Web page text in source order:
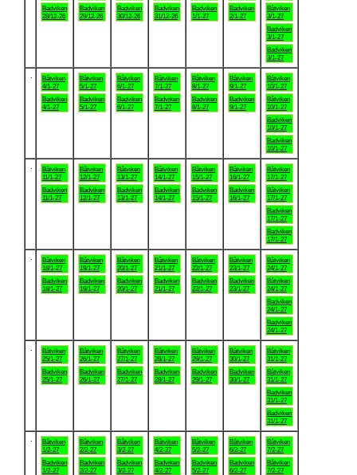
Badviken
28/12-26
Badviken
29/12-26
Badviken
30/12-26
Badviken
31/12-26
Badviken
1/1-27
Badviken
2/1-27
Båtviken
3/1-27
Badviken
3/1-27
Badviken
3/1-27
Båtviken
4/1-27
Badviken
4/1-27
Båtviken
5/1-27
Badviken
5/1-27
Båtviken
6/1-27
Badviken
6/1-27
Båtviken
7/1-27
Badviken
7/1-27
Båtviken
8/1-27
Badviken
8/1-27
Båtviken
9/1-27
Badviken
9/1-27
Båtviken
10/1-27
Båtviken
10/1-27
Badviken
10/1-27
Badviken
10/1-27
Båtviken
11/1-27
Badviken
11/1-27
Båtviken
12/1-27
Badviken
12/1-27
Båtviken
13/1-27
Badviken
13/1-27
Båtviken
14/1-27
Badviken
14/1-27
Båtviken
15/1-27
Badviken
15/1-27
Båtviken
16/1-27
Badviken
16/1-27
Båtviken
17/1-27
Båtviken
17/1-27
Badviken
17/1-27
Badviken
17/1-27
Båtviken
18/1-27
Badviken
18/1-27
Båtviken
19/1-27
Badviken
19/1-27
Båtviken
20/1-27
Badviken
20/1-27
Båtviken
21/1-27
Badviken
21/1-27
Båtviken
22/1-27
Badviken
22/1-27
Båtviken
23/1-27
Badviken
23/1-27
Båtviken
24/1-27
Båtviken
24/1-27
Badviken
24/1-27
Badviken
24/1-27
Båtviken
25/1-27
Badviken
25/1-27
Båtviken
26/1-27
Badviken
26/1-27
Båtviken
27/1-27
Badviken
27/1-27
Båtviken
28/1-27
Badviken
28/1-27
Båtviken
29/1-27
Badviken
29/1-27
Båtviken
30/1-27
Badviken
30/1-27
Båtviken
31/1-27
Båtviken
31/1-27
Badviken
31/1-27
Badviken
31/1-27
Båtviken
1/2-27
Badviken
1/2-27
Båtviken
2/2-27
Badviken
2/2-27
Båtviken
3/2-27
Badviken
3/2-27
Båtviken
4/2-27
Badviken
4/2-27
Båtviken
5/2-27
Badviken
5/2-27
Båtviken
6/2-27
Badviken
6/2-27
Båtviken
7/2-27
Båtviken
7/2-27